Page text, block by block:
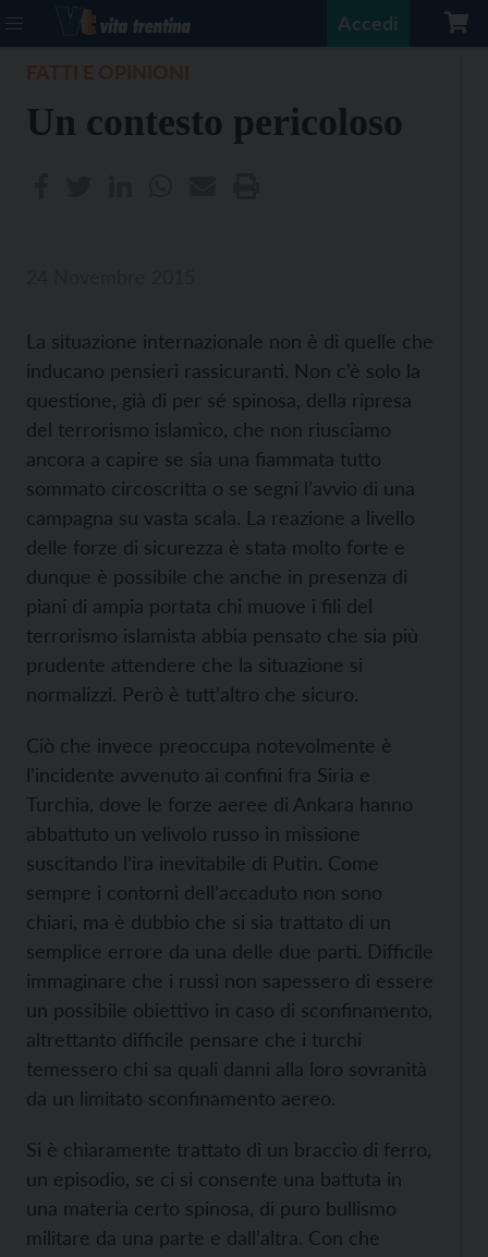
Accedi
Un contesto pericoloso
La situazione internazionale non è di quelle che
inducano pensieri rassicuranti. Non c’è solo la
questione, già di per sé spinosa, della ripresa
del terrorismo islamico, che non riusciamo
ancora a capire se sia una fiammata tutto
sommato circoscritta o se segni l’avvio di una
campagna su vasta scala. La reazione a livello
delle forze di sicurezza è stata molto forte e
dunque è possibile che anche in presenza di
piani di ampia portata chi muove i fili del
terrorismo islamista abbia pensato che sia più
prudente attendere che la situazione si
normalizzi. Però è tutt’altro che sicuro.
Ciò che invece preoccupa notevolmente è
l’incidente avvenuto ai confini fra Siria e
Turchia, dove le forze aeree di Ankara hanno
abbattuto un velivolo russo in missione
suscitando l’ira inevitabile di Putin. Come
sempre i contorni dell’accaduto non sono
chiari, ma è dubbio che si sia trattato di un
semplice errore da una delle due parti. Difficile
immaginare che i russi non sapessero di essere
un possibile obiettivo in caso di sconfinamento,
altrettanto difficile pensare che i turchi
temessero chi sa quali danni alla loro sovranità
da un limitato sconfinamento aereo.
Si è chiaramente trattato di un braccio di ferro,
un episodio, se ci si consente una battuta in
una materia certo spinosa, di puro bullismo
militare da una parte e dall’altra. Con che